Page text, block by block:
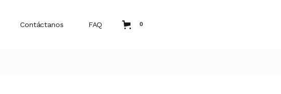
Contáctanos FAQ 0